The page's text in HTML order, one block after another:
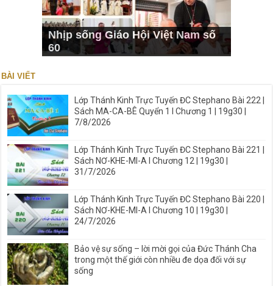
Nhịp sống Giáo Hội Việt Nam số
60
BÀI VIẾT
Lớp Thánh Kinh Trực Tuyến ĐC Stephano Bài 222 |
Sách MA-CA-BÊ Quyển 1 I Chương 1 | 19g30 |
7/8/2026
Lớp Thánh Kinh Trực Tuyến ĐC Stephano Bài 221 |
Sách NƠ-KHE-MI-A I Chương 12 | 19g30 |
31/7/2026
Lớp Thánh Kinh Trực Tuyến ĐC Stephano Bài 220 |
Sách NƠ-KHE-MI-A I Chương 10 | 19g30 |
24/7/2026
Bảo vệ sự sống – lời mời gọi của Đức Thánh Cha
trong một thế giới còn nhiều đe dọa đối với sự
sống